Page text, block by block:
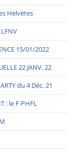
Helvètes
LFNV
15/01/2022
22 JANV. 22
du 4 Déc. 21
: le F-PHFL